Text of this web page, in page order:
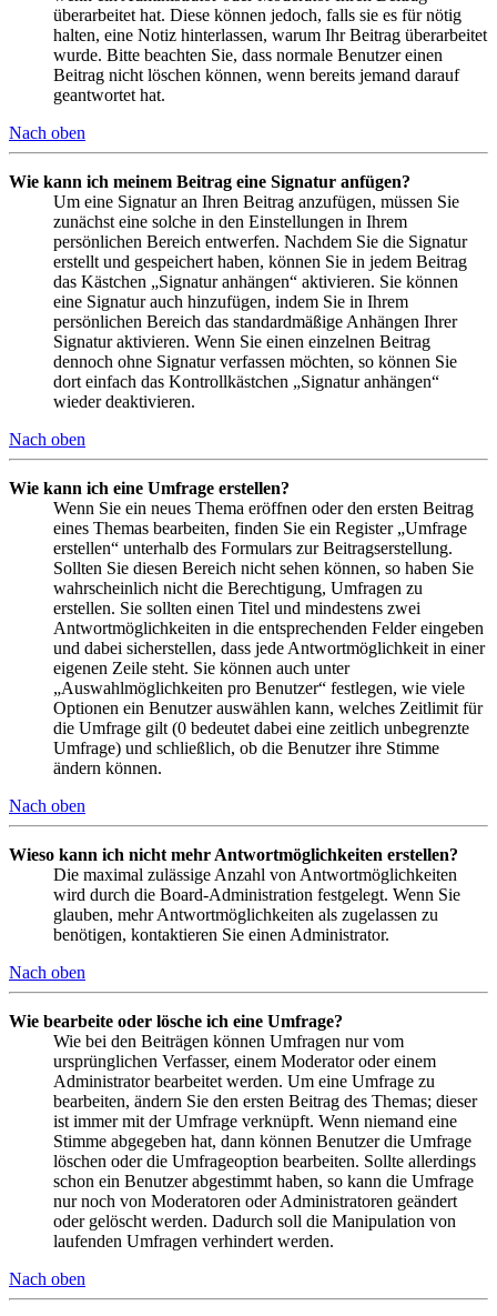
überarbeitet hat. Diese können jedoch, falls sie es für nötig
halten, eine Notiz hinterlassen, warum Ihr Beitrag überarbeitet
wurde. Bitte beachten Sie, dass normale Benutzer einen
Beitrag nicht löschen können, wenn bereits jemand darauf
geantwortet hat.
Nach oben
Wie kann ich meinem Beitrag eine Signatur anfügen?
Um eine Signatur an Ihren Beitrag anzufügen, müssen Sie
zunächst eine solche in den Einstellungen in Ihrem
persönlichen Bereich entwerfen. Nachdem Sie die Signatur
erstellt und gespeichert haben, können Sie in jedem Beitrag
das Kästchen „Signatur anhängen“ aktivieren. Sie können
eine Signatur auch hinzufügen, indem Sie in Ihrem
persönlichen Bereich das standardmäßige Anhängen Ihrer
Signatur aktivieren. Wenn Sie einen einzelnen Beitrag
dennoch ohne Signatur verfassen möchten, so können Sie
dort einfach das Kontrollkästchen „Signatur anhängen“
wieder deaktivieren.
Nach oben
Wie kann ich eine Umfrage erstellen?
Wenn Sie ein neues Thema eröffnen oder den ersten Beitrag
eines Themas bearbeiten, finden Sie ein Register „Umfrage
erstellen“ unterhalb des Formulars zur Beitragserstellung.
Sollten Sie diesen Bereich nicht sehen können, so haben Sie
wahrscheinlich nicht die Berechtigung, Umfragen zu
erstellen. Sie sollten einen Titel und mindestens zwei
Antwortmöglichkeiten in die entsprechenden Felder eingeben
und dabei sicherstellen, dass jede Antwortmöglichkeit in einer
eigenen Zeile steht. Sie können auch unter
„Auswahlmöglichkeiten pro Benutzer“ festlegen, wie viele
Optionen ein Benutzer auswählen kann, welches Zeitlimit für
die Umfrage gilt (0 bedeutet dabei eine zeitlich unbegrenzte
Umfrage) und schließlich, ob die Benutzer ihre Stimme
ändern können.
Nach oben
Wieso kann ich nicht mehr Antwortmöglichkeiten erstellen?
Die maximal zulässige Anzahl von Antwortmöglichkeiten
wird durch die Board-Administration festgelegt. Wenn Sie
glauben, mehr Antwortmöglichkeiten als zugelassen zu
benötigen, kontaktieren Sie einen Administrator.
Nach oben
Wie bearbeite oder lösche ich eine Umfrage?
Wie bei den Beiträgen können Umfragen nur vom
ursprünglichen Verfasser, einem Moderator oder einem
Administrator bearbeitet werden. Um eine Umfrage zu
bearbeiten, ändern Sie den ersten Beitrag des Themas; dieser
ist immer mit der Umfrage verknüpft. Wenn niemand eine
Stimme abgegeben hat, dann können Benutzer die Umfrage
löschen oder die Umfrageoption bearbeiten. Sollte allerdings
schon ein Benutzer abgestimmt haben, so kann die Umfrage
nur noch von Moderatoren oder Administratoren geändert
oder gelöscht werden. Dadurch soll die Manipulation von
laufenden Umfragen verhindert werden.
Nach oben